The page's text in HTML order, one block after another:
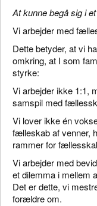
At kunne begå sig i
Vi arbejder med
Dette betyder, at vi
omkring, at I som
styrke:
Vi arbejder ikke 1:1,
samspil med
Vi lover ikke én
fælleskab af venner,
rammer for
Vi arbejder med
et dilemma i mellem
Det er dette, vi
forældre om.